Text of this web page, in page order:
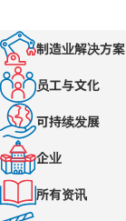
制造业解决方案
员工与文化
可持续发展
企业
所有资讯